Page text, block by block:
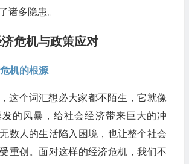
诸多隐患。
危机与政策应对
机的根源
这个词汇想必大家都不陌生，它就像
的风暴，给社会经济带来巨大的冲
数人的生活陷入困境，也让整个社会
重创。面对这样的经济危机，我们不